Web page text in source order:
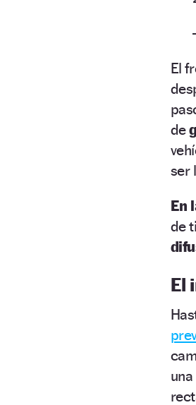
El
de
ser
En
de
El